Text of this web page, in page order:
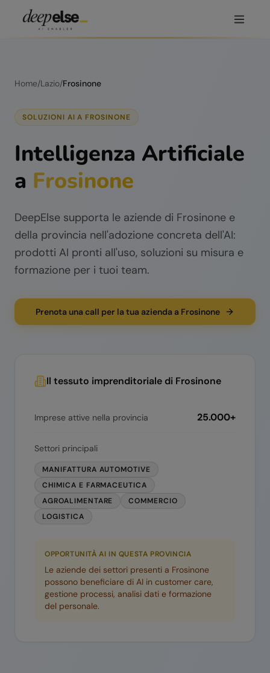
Home/Lazio/Frosinone
SOLUZIONI AI A FROSINONE
Intelligenza Artificiale
a Frosinone
DeepElse supporta le aziende di Frosinone e
della provincia nell'adozione concreta dell'AI:
prodotti AI pronti all'uso, soluzioni su misura e
formazione per i tuoi team.
Prenota una call per la tua azienda a Frosinone
Il tessuto imprenditoriale di Frosinone
Imprese attive nella provincia 25.000+
Settori principali
MANIFATTURA AUTOMOTIVE
CHIMICA E FARMACEUTICA
AGROALIMENTARE
COMMERCIO
LOGISTICA
OPPORTUNITÀ AI IN QUESTA PROVINCIA
Le aziende dei settori presenti a Frosinone
possono beneficiare di AI in customer care,
gestione processi, analisi dati e formazione
del personale.